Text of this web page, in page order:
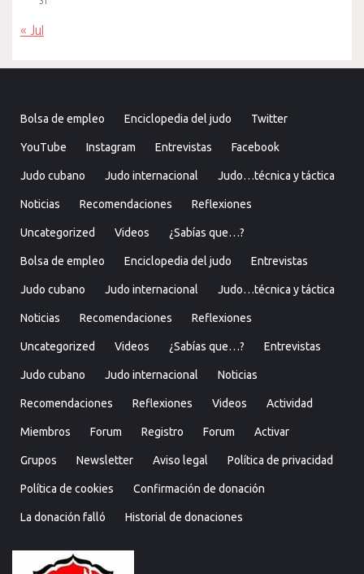
« Jul
Bolsa de empleo Enciclopedia del judo Twitter
YouTube Instagram Entrevistas Facebook
Judo cubano Judo internacional Judo…técnica y táctica
Noticias Recomendaciones Reflexiones
Uncategorized Videos ¿Sabías que…?
Bolsa de empleo Enciclopedia del judo Entrevistas
Judo cubano Judo internacional Judo…técnica y táctica
Noticias Recomendaciones Reflexiones
Uncategorized Videos ¿Sabías que…? Entrevistas
Judo cubano Judo internacional Noticias
Recomendaciones Reflexiones Videos Actividad
Miembros Forum Registro Forum Activar
Grupos Newsletter Aviso legal Política de privacidad
Política de cookies Confirmación de donación
La donación falló Historial de donaciones